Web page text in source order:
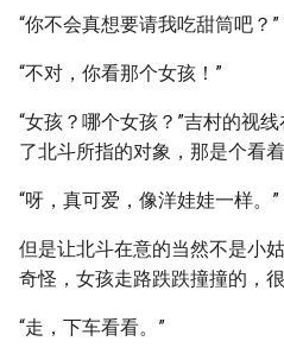
“你不会真想要请我吃甜筒吧？”
“不对，你看那个女孩！”
“女孩？哪个女孩？”吉村的视
了北斗所指的对象，那是个看
“呀，真可爱，像洋娃娃一样。”
但是让北斗在意的当然不是小
奇怪，女孩走路跌跌撞撞的，
“走，下车看看。”